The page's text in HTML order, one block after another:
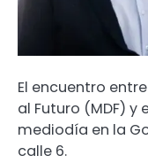
El encuentro
al Futuro (MDF) y
mediodía en la
calle 6.